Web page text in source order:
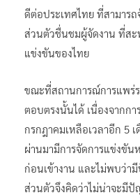
ดีต่อประเทศไทย ที่สามาร
ส่วนตัวชื่นชมผู้จัดงาน ที่สะ
แข่งขันของไทย
ขณะที่สถานการณ์การแพร่
ตอบตรงนั้นได้ เนื่องจากก
กรกฎาคมเหลือเวลาอีก 5
ผ่านมามีการจัดการแข่งขัน
ก่อนเข้างาน และไม่พบว่า
ส่วนตัวจึงคิดว่าไม่น่าจะมี